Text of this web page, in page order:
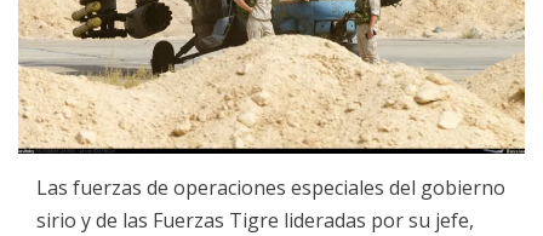
Las fuerzas de operaciones especiales del gobierno
sirio y de las Fuerzas Tigre lideradas por su jefe,